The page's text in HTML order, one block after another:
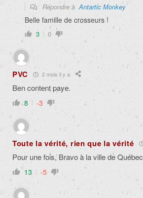
Répondre àAntartic Monkey
Belle famille de crosseurs !
3 0
PVC 2 mois il y a
Ben content paye.
8 -3
Toute la vérité, rien que la vérité
Pour une fois, Bravo à la ville de Québec
13 -5